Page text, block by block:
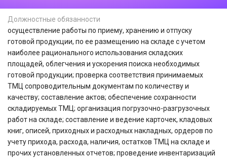
Должностные обязанности
осуществление работы по приему, хранению и отпуску
готовой продукции, по ее размещению на складе с учетом
наиболее рационального использования складских
площадей, облегчения и ускорения поиска необходимых
готовой продукции; проверка соответствия принимаемых
ТМЦ сопроводительным документам по количеству и
качеству; составление актов; обеспечение сохранности
складируемых ТМЦ; организация погрузочно-разгрузочных
работ на складе; составление и ведение карточек, кладовых
книг, описей, приходных и расходных накладных, ордеров по
учету прихода, расхода, наличия, остатков ТМЦ на складе и
прочих установленных отчетов; проведение инвентаризаций